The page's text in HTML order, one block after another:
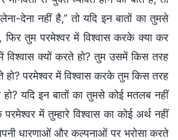
देना नहीं है,” तो यदि इन बातों का तुमसे
फिर तुम परमेश्वर में विश्वास करके क्या कर
विश्वास क्यों करते हो? तुम उसमें किस तरह
हो? परमेश्वर में विश्वास करके तुम किस तरह
यदि इन बातों का तुमसे कोई मतलब नहीं
में तुम्हारे विश्वास का कोई अर्थ नहीं
धारणाओं और कल्पनाओं पर भरोसा करते